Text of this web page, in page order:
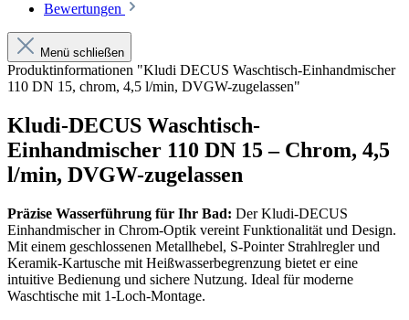
Bewertungen
Menü schließen
Produktinformationen "Kludi DECUS Waschtisch-Einhandmischer
110 DN 15, chrom, 4,5 l/min, DVGW-zugelassen"
Kludi-DECUS Waschtisch-
Einhandmischer 110 DN 15 – Chrom, 4,5
l/min, DVGW-zugelassen
Präzise Wasserführung für Ihr Bad: Der Kludi-DECUS
Einhandmischer in Chrom-Optik vereint Funktionalität und Design.
Mit einem geschlossenen Metallhebel, S-Pointer Strahlregler und
Keramik-Kartusche mit Heißwasserbegrenzung bietet er eine
intuitive Bedienung und sichere Nutzung. Ideal für moderne
Waschtische mit 1-Loch-Montage.